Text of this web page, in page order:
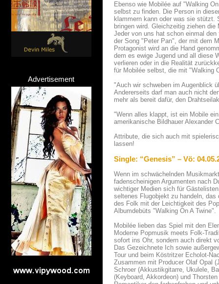
Advertisement
Ebenso wie Mobilée auf "Walking
selbst zu finden. Die Person in
klammern kann oder was sie stützt.
bringen wird. Gleichzeitig ziehen
Jeder von uns hat schon einmal
der Song "Peter Pan", der mit dem
Protagonist wird an die Hand
dem es ewige Jugend und all diese
verlieren oder in die Realität
für Mobilée selbst, die mit "Walking
"Auch wir schweben im Augenblick
Andererseits darf man auch nicht
mehr als bereit dafür, den
"Wenn alles klappt, ist ein Mobile
amerikanische Bildhauer Alexander
Attribute, die sich auch mit
lassen!
Single: “Genesis” – Vö:
Wenn im schwächelnden
fadenscheinigen Argumenten nach
wichtiger Medien sich für
seltenes Flugobjekt zu handeln,
des Folk mit der Leichtigkeit des
Albumdebüts "Walking On A Twine".
Mobilée lieben das Spiel mit den
Moderne Popmusik meets Folk-
sofort ins Ohr, sondern auch direkt
Das Gezeichnete Ich sowie
Tour und beim Köstritzer Echolot-
Zusammen mit Producer Olaf Opal
Schroer (Akkustikgitarre, Ukulele,
(Keyboard, Akkordeon) und